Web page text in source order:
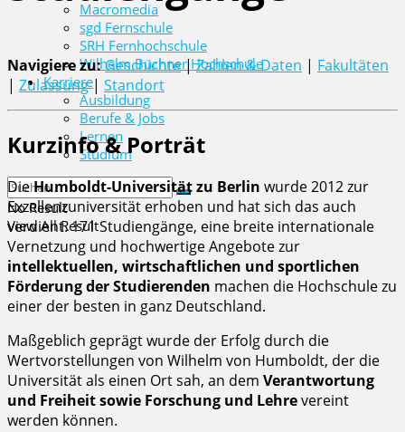
Macromedia
sgd Fernschule
SRH Fernhochschule
Wilhelm Büchner Hochschule
Karriere
Ausbildung
Berufe & Jobs
Lernen
Studium
No Result
View All Result
Navigiere zu:Geschichte|Zahlen & Daten | Fakultäten
| Zulassung| Standort
Kurzinfo & Porträt
DieHumboldt-Universität zu Berlin wurde 2012 zur
Exzellenzuniversität erhoben und hat sich das auch
verdient. 171 Studiengänge, eine breite internationale
Vernetzung und hochwertige Angebote zur
intellektuellen, wirtschaftlichen und sportlichen
Förderung der Studierenden machen die Hochschule zu
einer der besten in ganz Deutschland.
Maßgeblich geprägt wurde der Erfolg durch die
Wertvorstellungen von Wilhelm von Humboldt, der die
Universität als einen Ort sah, an dem Verantwortung
und Freiheit sowie Forschung und Lehrevereint
werden können.